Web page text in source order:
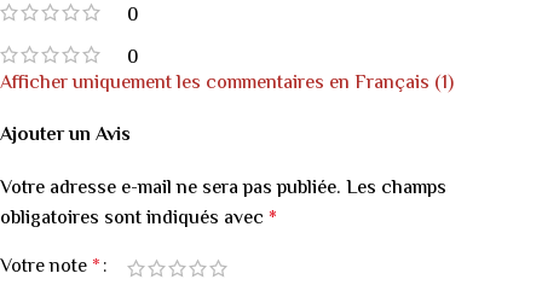
0
0
Afficher uniquement les commentaires en Français (1)
Ajouter un Avis
Votre adresse e-mail ne sera pas publiée. Les champs
obligatoires sont indiqués avec *
Votre note *